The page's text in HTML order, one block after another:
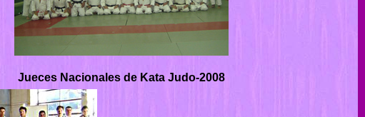
Jueces Nacionales de Kata Judo-2008